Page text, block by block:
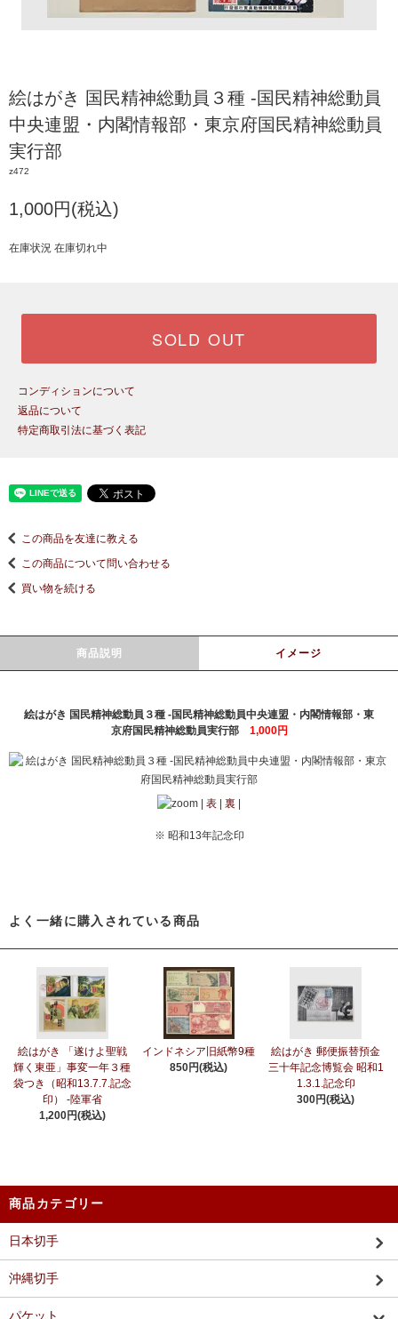
絵はがき 国民精神総動員３種 -国民精神総動員
中央連盟・内閣情報部・東京府国民精神総動員
実行部
z472
1,000円(税込)
在庫状況 在庫切れ中
SOLD OUT
コンディションについて
返品について
特定商取引法に基づく表記
この商品を友達に教える
この商品について問い合わせる
買い物を続ける
商品説明 イメージ
絵はがき 国民精神総動員３種 -国民精神総動員中央連盟・内閣情報部・東
京府国民精神総動員実行部
1,000円
表 裏
※ 昭和13年記念印
よく一緒に購入されている商品
絵はがき 「遂けよ聖戦
輝く東亜」事変一年３種
袋つき（昭和13.7.7.記念
印） -陸軍省
1,200円(税込)
インドネシア旧紙幣9種
850円(税込)
絵はがき 郵便振替預金
三十年記念博覧会 昭和1
1.3.1.記念印
300円(税込)
商品カテゴリー
日本切手
沖縄切手
パケット